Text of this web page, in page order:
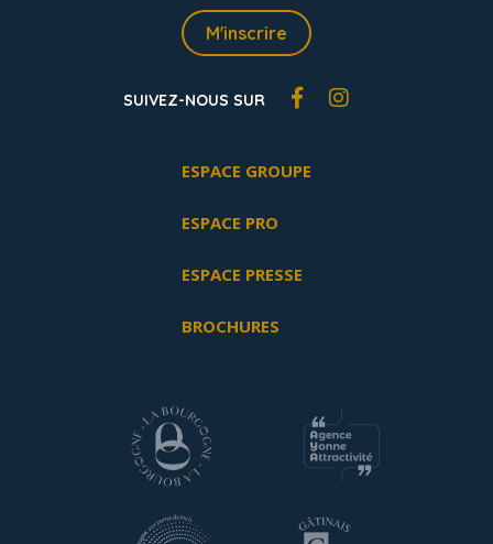
M'inscrire
SUIVEZ-NOUS SUR
ESPACE GROUPE
ESPACE PRO
ESPACE PRESSE
BROCHURES